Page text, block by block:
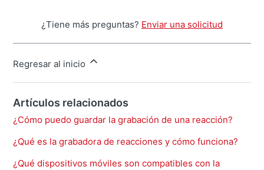
¿Tiene más preguntas? Enviar una solicitud
Regresar al inicio
Artículos relacionados
¿Cómo puedo guardar la grabación de una reacción?
¿Qué es la grabadora de reacciones y cómo funciona?
¿Qué dispositivos móviles son compatibles con la